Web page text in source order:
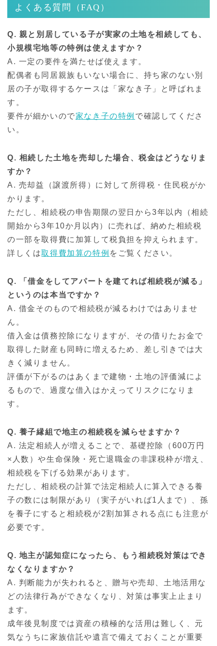
よくある質問（FAQ）
Q. 親と別居している子が実家の土地を相続しても、
小規模宅地等の特例は使えますか？
A. 一定の要件を満たせば使えます。
配偶者も同居親族もいない場合に、持ち家のない別
居の子が取得するケースは「家なき子」と呼ばれま
す。
要件が細かいので家なき子の特例 で確認してくださ
い。
Q. 相続した土地を売却した場合、税金はどうなりま
すか？
A. 売却益（譲渡所得）に対して所得税・住民税がか
かります。
ただし、相続税の申告期限の翌日から3年以内（相続
開始から3年10か月以内）に売れば、納めた相続税
の一部を取得費に加算して税負担を抑えられます。
詳しくは取得費加算の特例 をご覧ください。
Q. 「借金をしてアパートを建てれば相続税が減る」
というのは本当ですか？
A. 借金そのもので相続税が減るわけではありませ
ん。
借入金は債務控除になりますが、その借りたお金で
取得した財産も同時に増えるため、差し引きでは大
きく減りません。
評価が下がるのはあくまで建物・土地の評価減によ
るもので、過度な借入はかえってリスクになりま
す。
Q. 養子縁組で地主の相続税を減らせますか？
A. 法定相続人が増えることで、基礎控除（600万円
×人数）や生命保険・死亡退職金の非課税枠が増え、
相続税を下げる効果があります。
ただし、相続税の計算で法定相続人に算入できる養
子の数には制限があり（実子がいれば1人まで）、孫
を養子にすると相続税が2割加算される点にも注意が
必要です。
Q. 地主が認知症になったら、もう相続税対策はでき
なくなりますか？
A. 判断能力が失われると、贈与や売却、土地活用な
どの法律行為ができなくなり、対策は事実上止まり
ます。
成年後見制度では資産の積極的な活用は難しく、元
気なうちに家族信託や遺言で備えておくことが重要